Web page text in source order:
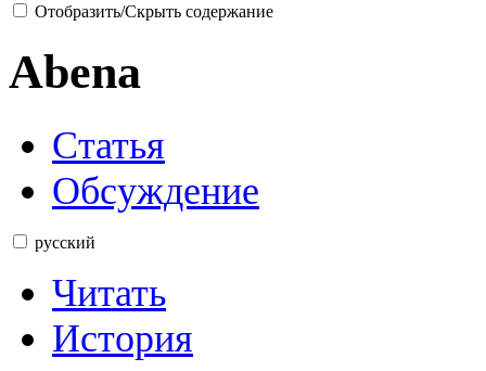
Отобразить/Скрыть содержание
Abena
Статья
Обсуждение
русский
Читать
История